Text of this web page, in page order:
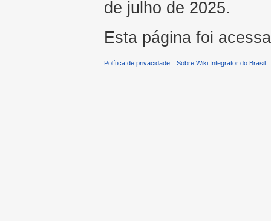
de julho de 2025.
Esta página foi
Política de privacidade Sobre Wiki Integrator do Brasil